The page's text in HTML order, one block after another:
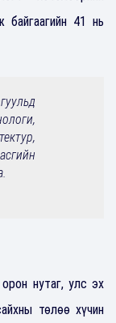
41 нь
нутаг, улс эх
төлөө хүчин